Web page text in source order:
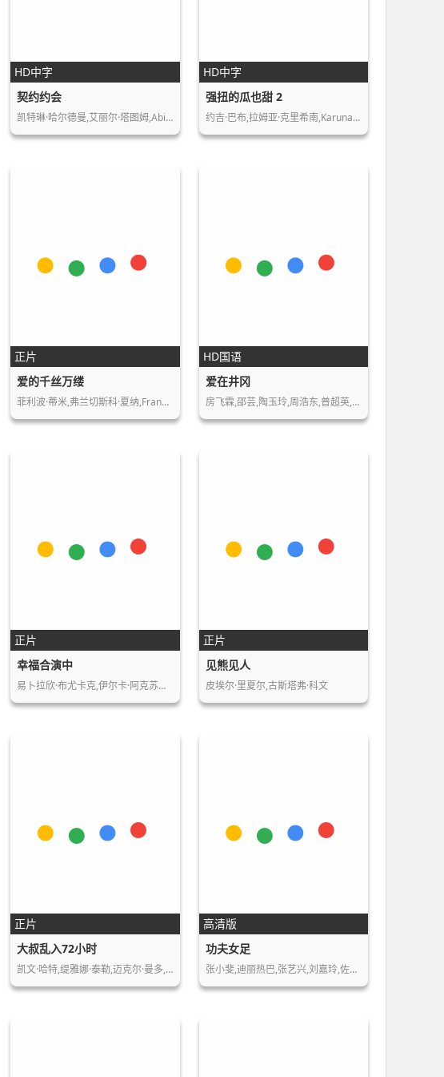
HD中字
契约约会
凯特琳·哈尔德曼,艾丽尔·塔图姆,Abidz…
HD中字
强扭的瓜也甜 2
约吉·巴布,拉姆亚·克里希南,Karunas,…
正片
爱的千丝万缕
菲利波·蒂米,弗兰切斯科·夏纳,Frances…
HD国语
爱在井冈
房飞霖,邵芸,陶玉玲,周浩东,普超英,郭睿智…
正片
幸福合演中
易卜拉欣·布尤卡克,伊尔卡·阿克苏穆,巴萨…
正片
见熊见人
皮埃尔·里夏尔,古斯塔弗·科文
正片
大叔乱入72小时
凯文·哈特,缇雅娜·泰勒,迈克尔·曼多,扎…
高清版
功夫女足
张小斐,迪丽热巴,张艺兴,刘嘉玲,佐藤健,艾…